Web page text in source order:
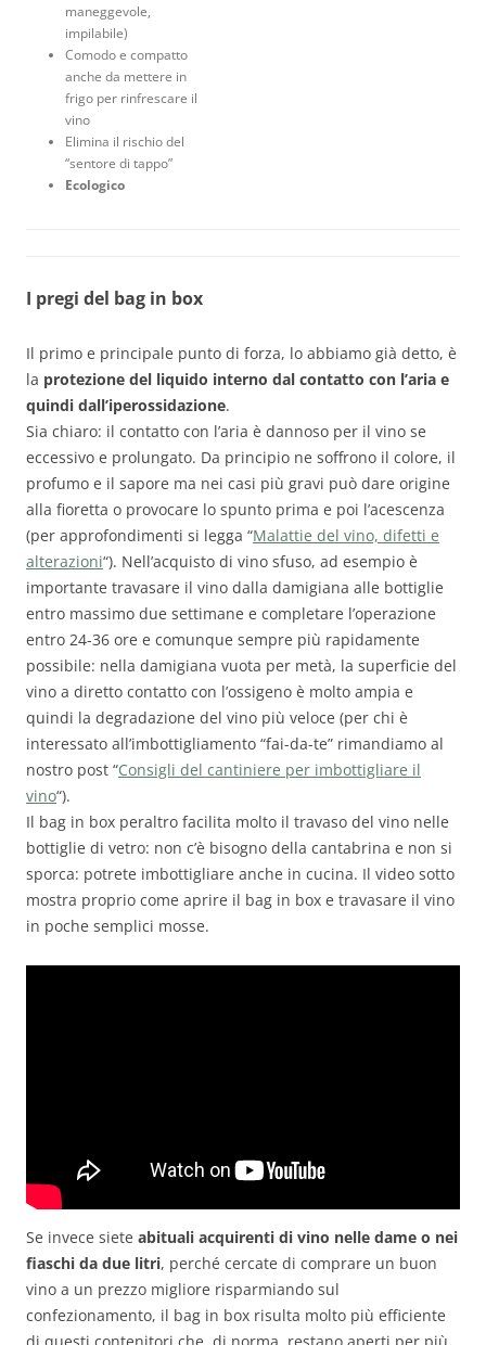
maneggevole,
impilabile)
Comodo e compatto
anche da mettere in
frigo per rinfrescare il
vino
Elimina il rischio del
“sentore di tappo”
Ecologico
I pregi del bag in box
Il primo e principale punto di forza, lo abbiamo già detto, è
la protezione del liquido interno dal contatto con l’aria e
quindi dall’iperossidazione.
Sia chiaro: il contatto con l’aria è dannoso per il vino se
eccessivo e prolungato. Da principio ne soffrono il colore, il
profumo e il sapore ma nei casi più gravi può dare origine
alla fioretta o provocare lo spunto prima e poi l’acescenza
(per approfondimenti si legga “Malattie del vino, difetti e
alterazioni“). Nell’acquisto di vino sfuso, ad esempio è
importante travasare il vino dalla damigiana alle bottiglie
entro massimo due settimane e completare l’operazione
entro 24-36 ore e comunque sempre più rapidamente
possibile: nella damigiana vuota per metà, la superficie del
vino a diretto contatto con l’ossigeno è molto ampia e
quindi la degradazione del vino più veloce (per chi è
interessato all’imbottigliamento “fai-da-te” rimandiamo al
nostro post “Consigli del cantiniere per imbottigliare il
vino“).
Il bag in box peraltro facilita molto il travaso del vino nelle
bottiglie di vetro: non c’è bisogno della cantabrina e non si
sporca: potrete imbottigliare anche in cucina. Il video sotto
mostra proprio come aprire il bag in box e travasare il vino
in poche semplici mosse.
Se invece siete abituali acquirenti di vino nelle dame o nei
fiaschi da due litri, perché cercate di comprare un buon
vino a un prezzo migliore risparmiando sul
confezionamento, il bag in box risulta molto più efficiente